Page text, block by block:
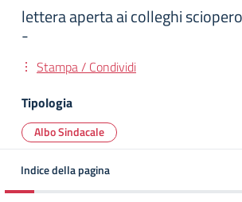
lettera aperta ai colleghi
-
Stampa / Condividi
Tipologia
Albo Sindacale
Indice della pagina